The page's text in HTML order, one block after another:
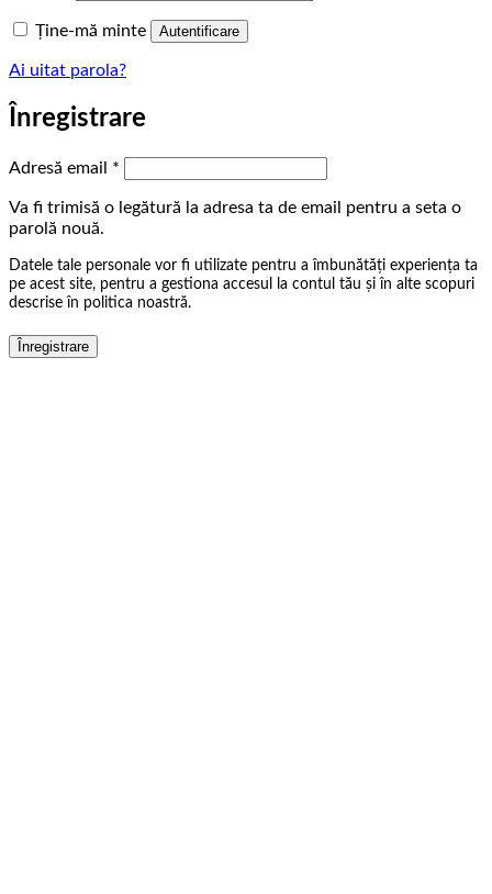
Ține-mă minte Autentificare
Ai uitat parola?
Înregistrare
Adresă email *
Va fi trimisă o legătură la adresa ta de email pentru a seta o
parolă nouă.
Datele tale personale vor fi utilizate pentru a îmbunătăți experiența ta
pe acest site, pentru a gestiona accesul la contul tău și în alte scopuri
descrise în politica noastră.
Înregistrare